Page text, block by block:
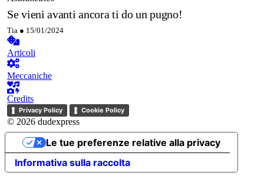
Se vieni avanti ancora ti do un pugno!
Tia ● 15/01/2024
Articoli
Meccaniche
Credits
Privacy Policy Cookie Policy
© 2026 dudexpress
Informativa sulla raccolta
Le tue preferenze relative alla privacy